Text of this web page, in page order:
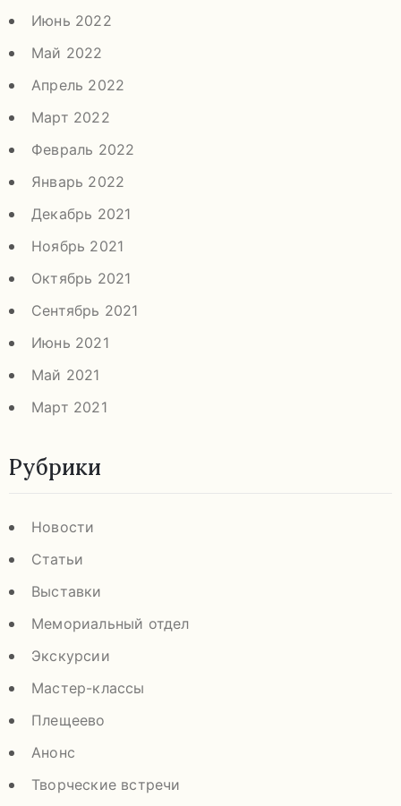
Июнь 2022
Май 2022
Апрель 2022
Март 2022
Февраль 2022
Январь 2022
Декабрь 2021
Ноябрь 2021
Октябрь 2021
Сентябрь 2021
Июнь 2021
Май 2021
Март 2021
Рубрики
Новости
Статьи
Выставки
Мемориальный отдел
Экскурсии
Мастер-классы
Плещеево
Анонс
Творческие встречи